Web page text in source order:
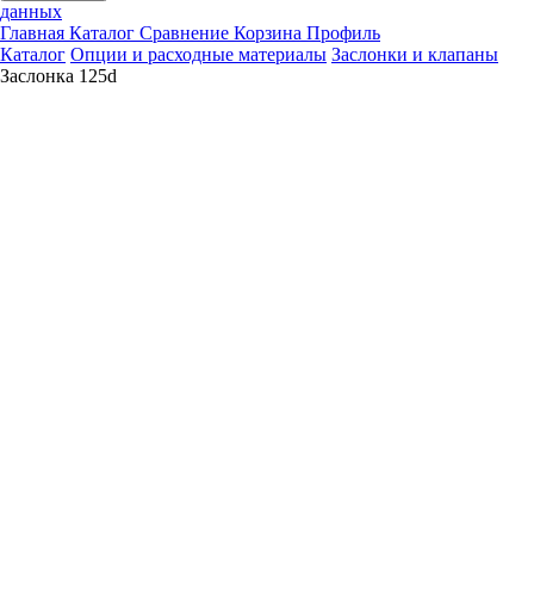
данных
Главная Каталог Сравнение Корзина Профиль
Каталог Опции и расходные материалы Заслонки и клапаны
Заслонка 125d